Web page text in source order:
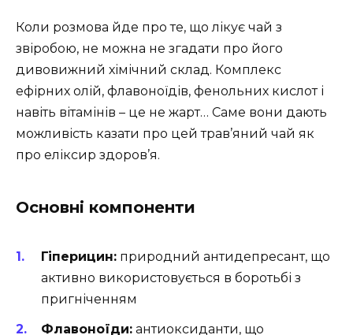
Коли розмова йде про те, що лікує чай з
звіробою, не можна не згадати про його
дивовижний хімічний склад. Комплекс
ефірних олій, флавоноїдів, фенольних кислот і
навіть вітамінів – це не жарт… Саме вони дають
можливість казати про цей трав’яний чай як
про еліксир здоров’я.
Основні компоненти
Гіперицин: природний антидепресант, що
активно використовується в боротьбі з
пригніченням
Флавоноїди: антиоксиданти, що